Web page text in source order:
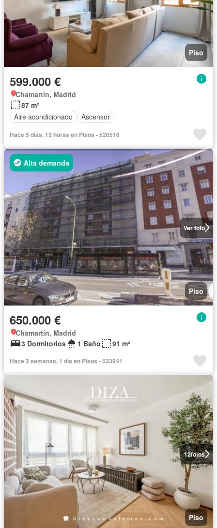
Piso
599.000 €
Chamartín, Madrid
87 m²
Aire acondicionado
Ascensor
Hace 5 días, 13 horas en Pisos - 520516
Ver foto
Alta demanda
Piso
650.000 €
Chamartín, Madrid
3 Dormitorios
1 Baño 91 m²
Hace 3 semanas, 1 día en Pisos - 533941
12fotos
Piso